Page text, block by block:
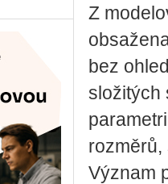
Z
bez
složitých
rozměrů,
Význam